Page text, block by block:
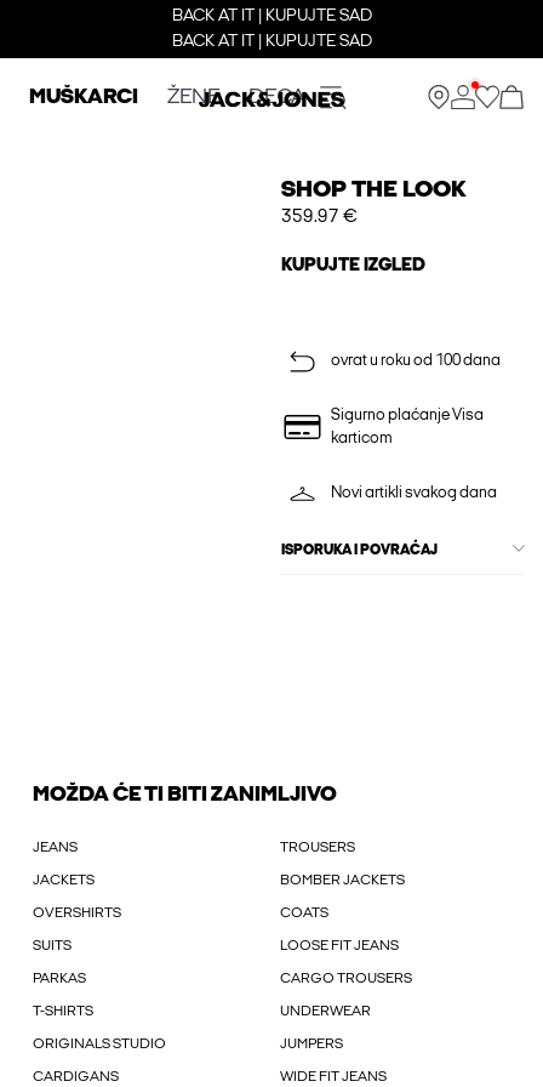
BACK AT IT | KUPUJTE SAD
BACK AT IT | KUPUJTE SAD
MUŠKARCI ŽENE DECA
SHOP THE LOOK
359.97 €
KUPUJTE IZGLED
ovrat u roku od 100 dana
Sigurno plaćanje Visa
karticom
Novi artikli svakog dana
ISPORUKA I POVRAĆAJ
MOŽDA ĆE TI BITI ZANIMLJIVO
JEANS TROUSERS
JACKETS BOMBER JACKETS
OVERSHIRTS COATS
SUITS LOOSE FIT JEANS
PARKAS CARGO TROUSERS
T-SHIRTS UNDERWEAR
ORIGINALS STUDIO JUMPERS
CARDIGANS WIDE FIT JEANS